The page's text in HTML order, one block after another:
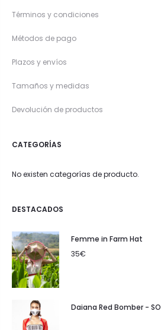
Términos y condiciones
Métodos de pago
Plazos y envíos
Tamaños y medidas
Devolución de productos
CATEGORÍAS
No existen categorías de producto.
DESTACADOS
Femme in Farm Hat
35€
Daiana Red Bomber -